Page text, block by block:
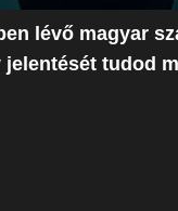
lévő magyar
jelentését tudod